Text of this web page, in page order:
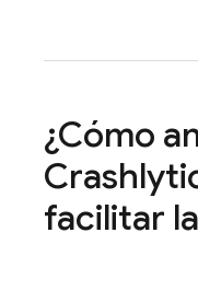
¿Cómo
facilitar